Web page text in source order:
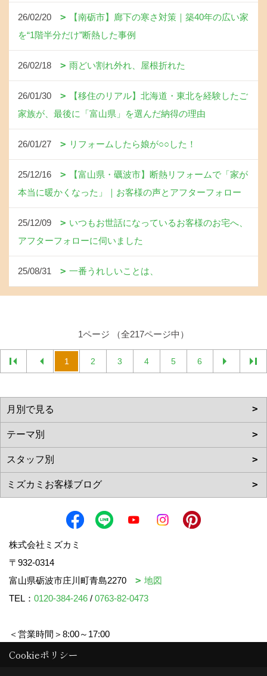
26/02/20
【南砺市】廊下の寒さ対策｜築40年の広い家
を“1階半分だけ”断熱した事例
26/02/18 雨どい割れ外れ、屋根折れた
26/01/30
【移住のリアル】北海道・東北を経験したご
家族が、最後に「富山県」を選んだ納得の理由
26/01/27 リフォームしたら娘が○○した！
25/12/16
【富山県・礪波市】断熱リフォームで「家が
本当に暖かくなった」｜お客様の声とアフターフォロー
25/12/09
いつもお世話になっているお客様のお宅へ、
アフターフォローに伺いました
25/08/31 一番うれしいことは、
1ページ （全217ページ中）
1 2 3 4 5 6
株式会社ミズカミ
〒932-0314
富山県砺波市庄川町青島2270
地図
TEL： 0120-384-246 / 0763-82-0473
＜営業時間＞8:00～17:00
＜定休日＞水曜日・祝日
Cookieポリシー